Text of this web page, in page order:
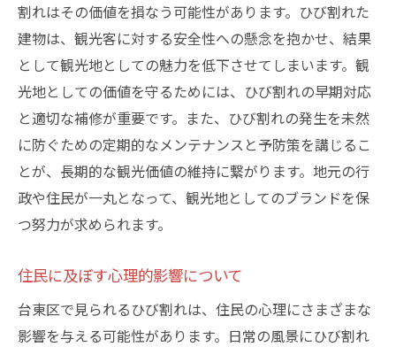
割れはその価値を損なう可能性があります。ひび割れた
建物は、観光客に対する安全性への懸念を抱かせ、結果
として観光地としての魅力を低下させてしまいます。観
光地としての価値を守るためには、ひび割れの早期対応
と適切な補修が重要です。また、ひび割れの発生を未然
に防ぐための定期的なメンテナンスと予防策を講じるこ
とが、長期的な観光価値の維持に繋がります。地元の行
政や住民が一丸となって、観光地としてのブランドを保
つ努力が求められます。
住民に及ぼす心理的影響について
台東区で見られるひび割れは、住民の心理にさまざまな
影響を与える可能性があります。日常の風景にひび割れ